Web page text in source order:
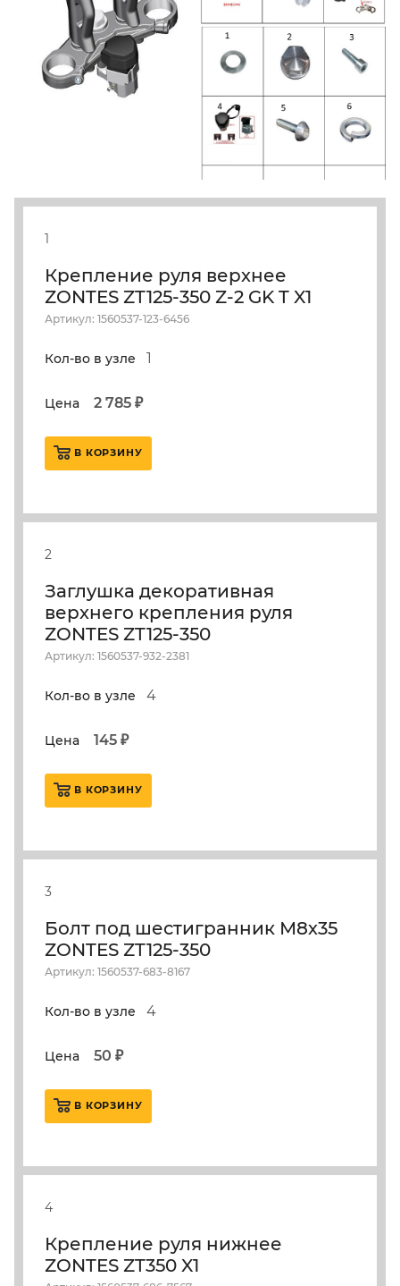
1
Крепление руля верхнее
ZONTES ZT125-350 Z-2 GK T X1
Артикул: 1560537-123-6456
Кол-во в узле 1
Цена 2 785 ₽
В КОРЗИНУ
2
Заглушка декоративная
верхнего крепления руля
ZONTES ZT125-350
Артикул: 1560537-932-2381
Кол-во в узле 4
Цена 145 ₽
В КОРЗИНУ
3
Болт под шестигранник М8х35
ZONTES ZT125-350
Артикул: 1560537-683-8167
Кол-во в узле 4
Цена 50 ₽
В КОРЗИНУ
4
Крепление руля нижнее
ZONTES ZT350 X1